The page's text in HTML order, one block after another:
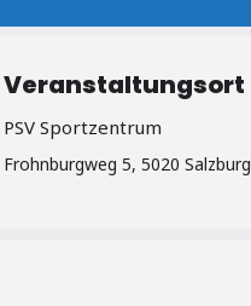
Veranstaltungsort
PSV Sportzentrum
Frohnburgweg 5, 5020 Salzburg